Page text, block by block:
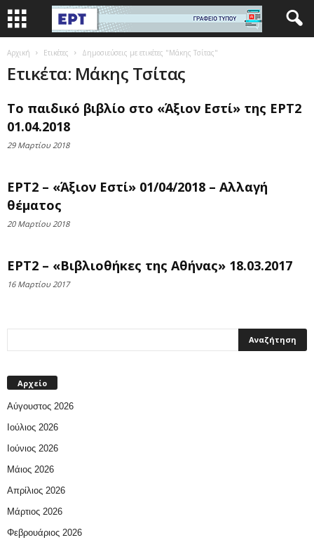
Αρχική Ετικέτες Δημοσιεύσεις με ετικέτες "Μάκης Τσίτας"
Ετικέτα: Μάκης Τσίτας
Το παιδικό βιβλίο στο «Άξιον Εστί» της ΕΡΤ2
01.04.2018
29 Μαρτίου 2018
ΕΡΤ2 – «Άξιον Εστί» 01/04/2018 – Αλλαγή
θέματος
20 Μαρτίου 2018
ΕΡΤ2 – «Βιβλιοθήκες της Αθήνας» 18.03.2017
16 Μαρτίου 2017
Αρχείο
Αύγουστος 2026
Ιούλιος 2026
Ιούνιος 2026
Μάιος 2026
Απρίλιος 2026
Μάρτιος 2026
Φεβρουάριος 2026